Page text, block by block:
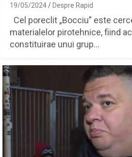
19/05/2024 Despre Rapid
Cel poreclit „Bocciu” este
materialelor pirotehnice, fiind
constituirae unui grup…